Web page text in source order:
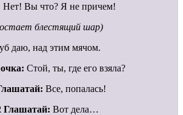
Нет! Вы что? Я не причем!
блестящий шар)
даю, над этим мячом.
Стой, ты, где его взяла?
Все, попалась!
Глашатай: Вот дела…